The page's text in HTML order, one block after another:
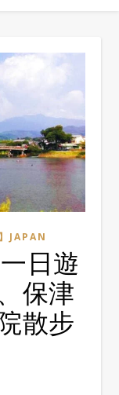
JAPAN
日遊
保津
散步